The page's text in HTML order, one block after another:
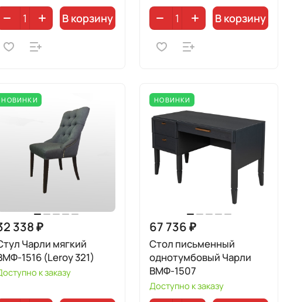
В корзину В корзину
НОВИНКИ
338 ₽
Чарли мягкий
1516 (Leroy 321)
к заказу
НОВИНКИ
67 736 ₽
Стол письменный
однотумбовый Чарли
ВМФ-1507
Доступно к заказу